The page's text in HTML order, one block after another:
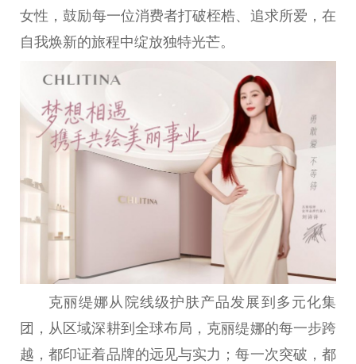
女性 ，鼓励每一位消费者打破桎梏、追求所爱，在
自我焕新的旅程中绽放独特光芒。
克丽缇娜从院线级护肤产品发展到多元化集
团，从区域深耕到全球布局，克丽缇娜的每一步跨
越，都印证着品牌的远见与实力；每一次突破，都